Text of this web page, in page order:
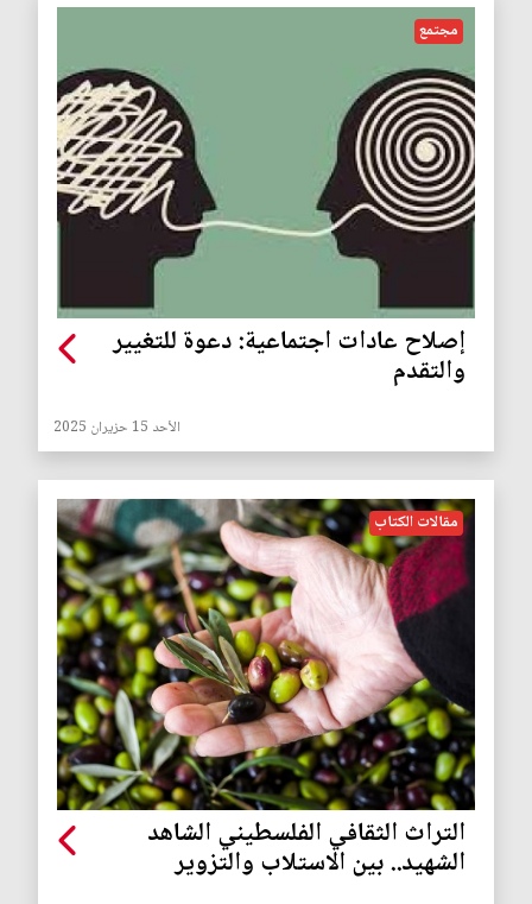
مجتمع
إصلاح عادات اجتماعية: دعوة للتغيير
والتقدم
الأحد 15 حزيران 2025
مقالات الكتاب
التراث الثقافي الفلسطيني الشاهد
الشهيد.. بين الاستلاب والتزوير